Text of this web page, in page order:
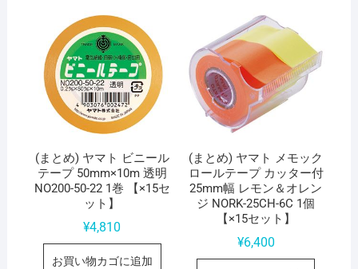
(まとめ) ヤマト ビニール
テープ 50mm×10m 透明
NO200-50-22 1巻 【×15セ
ット】
¥4,810
お買い物カゴに追加
(まとめ) ヤマト メモック
ロールテープ カッター付
25mm幅 レモン＆オレン
ジ NORK-25CH-6C 1個
【×15セット】
¥6,400